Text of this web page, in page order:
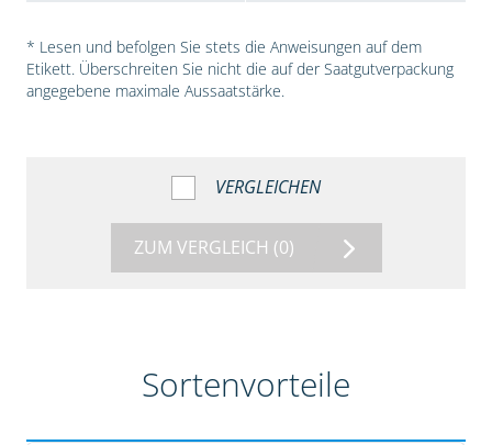
* Lesen und befolgen Sie stets die Anweisungen auf dem
Etikett. Überschreiten Sie nicht die auf der Saatgutverpackung
angegebene maximale Aussaatstärke.
VERGLEICHEN
ZUM VERGLEICH (0)
Sortenvorteile